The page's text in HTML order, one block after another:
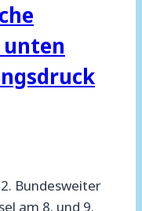
Bundesweiter
am 8. und 9.